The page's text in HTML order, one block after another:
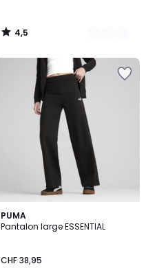
4,5
/
PUMA
Pantalon large ESSENTIAL
CHF 38,95